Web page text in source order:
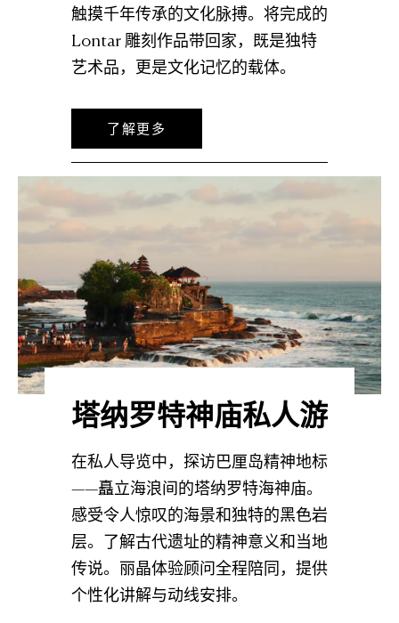
触摸千年传承的文化脉搏。将完成的
Lontar 雕刻作品带回家，既是独特
艺术品，更是文化记忆的载体。
了解更多
塔纳罗特神庙私人游
在私人导览中，探访巴厘岛精神地标
——矗立海浪间的塔纳罗特海神庙。
感受令人惊叹的海景和独特的黑色岩
层。了解古代遗址的精神意义和当地
传说。丽晶体验顾问全程陪同，提供
个性化讲解与动线安排。